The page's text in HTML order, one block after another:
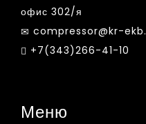
офис 302/я
compressor@kr-
+7(343)266-41-10
Меню